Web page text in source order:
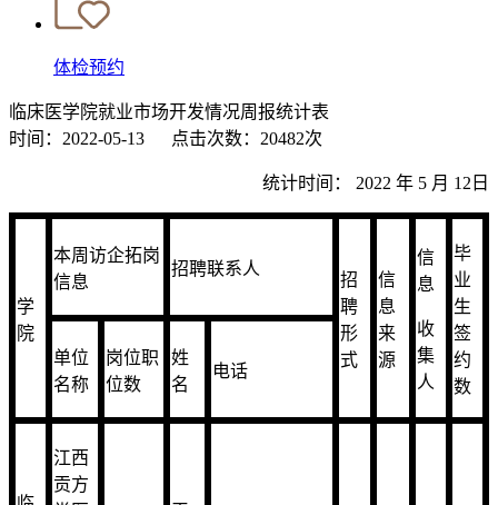
体检预约
临床医学院就业市场开发情况周报统计表
时间：2022-05-13
点击次数：20482次
统计时间： 2022 年 5 月 12日
学
院
本周访企拓岗
信息
招聘联系人
招
聘
形
式
信
息
来
源
信
息
收
集
人
毕
业
生
签
约
数
单位
名称
岗位职
位数
姓
名
电话
江西
贡方